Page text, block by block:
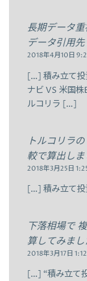
長期データ
データ引用
2018年4月10日
[…] 積み立て投
ナビ VS 米国
ルコリラ […]
トルコリラ
較で算出し
2018年3月25日
[…] 積み立て
下落相場で
算してみま
2018年3月17日
[…] “積み立て